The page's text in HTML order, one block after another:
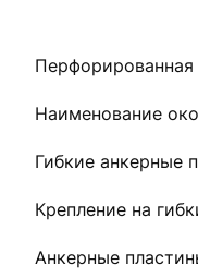
Наименование
Гибкие анкерные
Крепление на
Анкерные